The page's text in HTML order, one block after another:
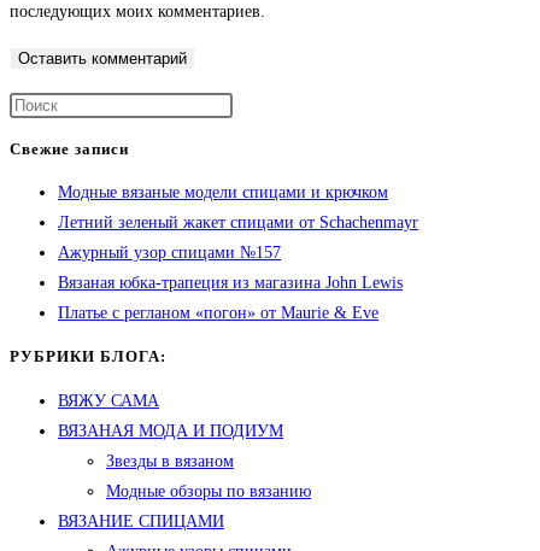
последующих моих комментариев.
Свежие записи
Модные вязаные модели спицами и крючком
Летний зеленый жакет спицами от Schachenmayr
Ажурный узор спицами №157
Вязаная юбка-трапеция из магазина John Lewis
Платье с регланом «погон» от Maurie & Eve
РУБРИКИ БЛОГА:
ВЯЖУ САМА
ВЯЗАНАЯ МОДА И ПОДИУМ
Звезды в вязаном
Модные обзоры по вязанию
ВЯЗАНИЕ СПИЦАМИ